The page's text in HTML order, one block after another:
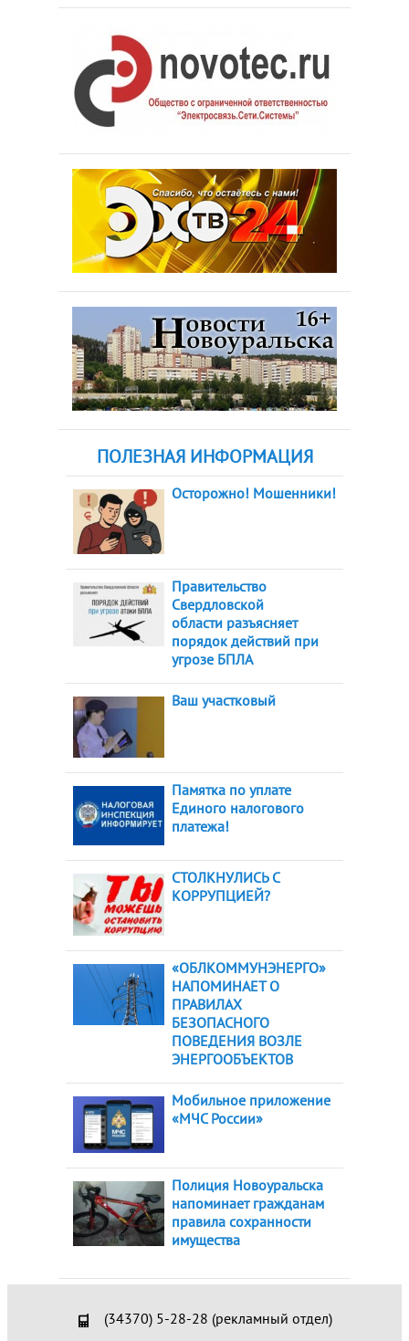
ПОЛЕЗНАЯ ИНФОРМАЦИЯ
Осторожно! Мошенники!
Правительство
Свердловской
области разъясняет
порядок действий при
угрозе БПЛА
Ваш участковый
Памятка по уплате
Единого налогового
платежа!
СТОЛКНУЛИСЬ С
КОРРУПЦИЕЙ?
«ОБЛКОММУНЭНЕРГО»
НАПОМИНАЕТ О
ПРАВИЛАХ
БЕЗОПАСНОГО
ПОВЕДЕНИЯ ВОЗЛЕ
ЭНЕРГООБЪЕКТОВ
Мобильное приложение
«МЧС России»
Полиция Новоуральска
напоминает гражданам
правила сохранности
имущества
(34370) 5-28-28 (рекламный отдел)